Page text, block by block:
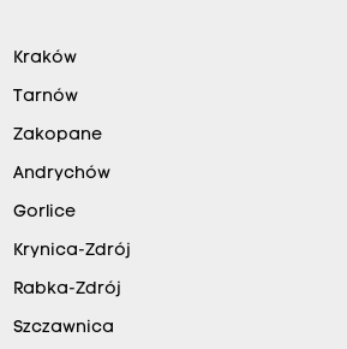
Kraków
Tarnów
Zakopane
Andrychów
Gorlice
Krynica-Zdrój
Rabka-Zdrój
Szczawnica